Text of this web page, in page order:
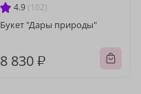
4.9 (102)
Букет "Дары природы"
8 830 ₽